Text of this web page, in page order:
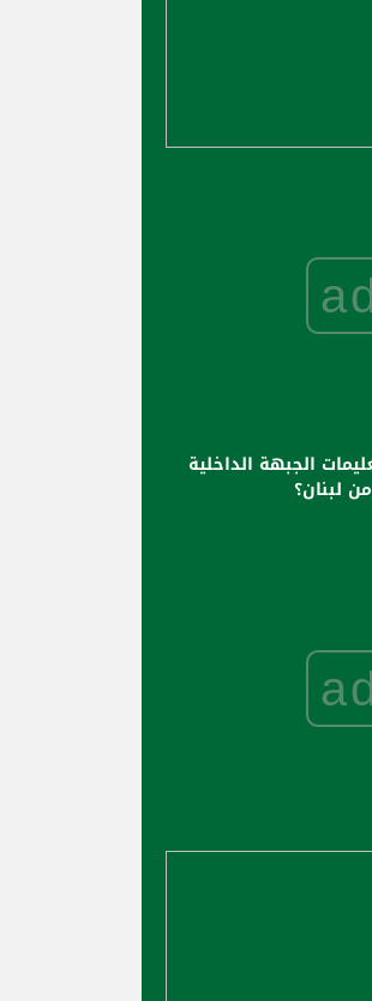
الجبهة الداخلية
لبنان؟